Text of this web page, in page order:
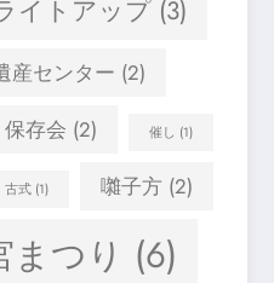
イトアップ (3)
産センター (2)
保存会 (2) 催し (1)
古式 (1) 囃子方 (2)
まつり (6)